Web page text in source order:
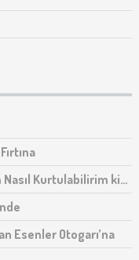
Nasıl Kurtulabilirim ki…
Esenler Otogarı’na